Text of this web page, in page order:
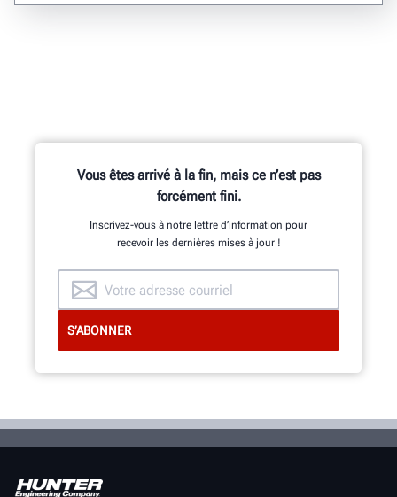
Vous êtes arrivé à la fin, mais ce n’est pas
forcément fini.
Inscrivez-vous à notre lettre d’information pour
recevoir les dernières mises à jour !